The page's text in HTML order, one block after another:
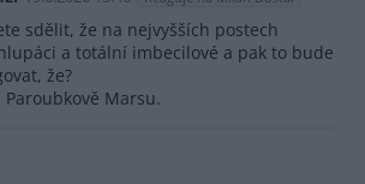
sdělit, že na nejvyšších postech
a totální imbecilové a pak to bude
že?
Marsu.